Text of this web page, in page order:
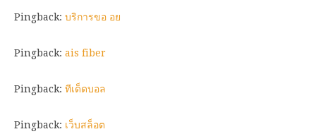
Pingback: บริการขอ อย
Pingback: ais fiber
Pingback: ทีเด็ดบอล
Pingback: เว็บสล็อต